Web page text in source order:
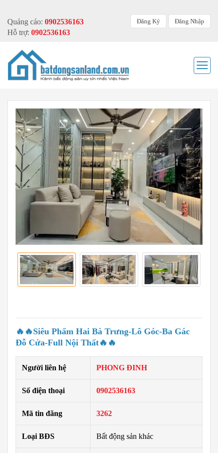
Quảng cáo: 0902536163
Hỗ trợ: 0902536163
Đăng Ký Đăng Nhập
🔥🔥Siêu Phẩm Hai Bà Trưng-Lô Góc-Ba Gác
Đỗ Cửa-Full Nội Thất🔥🔥
Người liên hệ PHONG ĐINH
Số điện thoại 0902536163
Mã tin đăng 3262
Loại BĐS Bất động sản khác